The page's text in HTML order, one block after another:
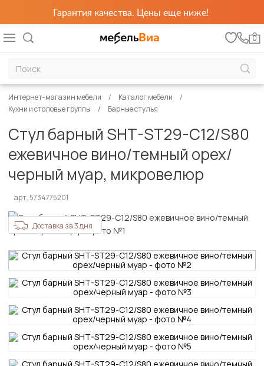
Гарантия качества. Цены еще ниже!
0
Интернет-магазин мебели
Каталог мебели
Кухни и столовые группы
Барные стулья
Стул барный SHT-ST29-C12/S80
ежевичное вино/темный орех/
черный муар, микровелюр
арт. 5734775201
Доставка за 3 дня